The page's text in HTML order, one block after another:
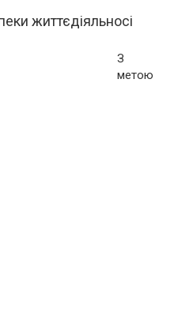
життєдіяльносі
З
метою